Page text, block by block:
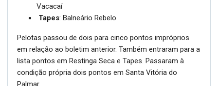
Vacacaí
Tapes: Balneário Rebelo
Pelotas passou de dois para cinco pontos impróprios
em relação ao boletim anterior. Também entraram para a
lista pontos em Restinga Seca e Tapes. Passaram à
condição própria dois pontos em Santa Vitória do
Palmar.